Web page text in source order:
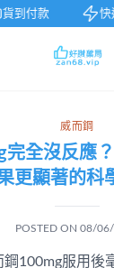
到付款 快
威而鋼
完全沒反應
更顯著的科
POSTED ON 08/
100mg服用後